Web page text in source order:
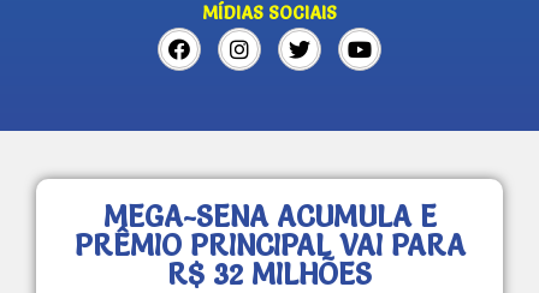
MÍDIAS SOCIAIS
MEGA-SENA ACUMULA E
PRÊMIO PRINCIPAL VAI PARA
R$ 32 MILHÕES